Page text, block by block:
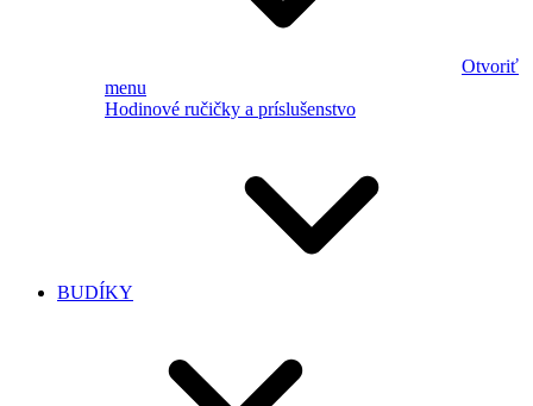
Otvoriť
menu
Hodinové ručičky a príslušenstvo
BUDÍKY